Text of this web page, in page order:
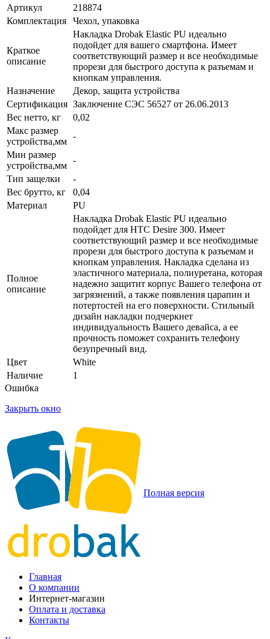
Артикул
218874
Комплектация
Чехол, упаковка
Краткое
описание
Накладка Drobak Elastic PU идеально
подойдет для вашего смартфона. Имеет
соответствующий размер и все необходимые
прорези для быстрого доступа к разъемам и
кнопкам управления.
Назначение
Декор, защита устройства
Сертификация Заключение СЭС 56527 от 26.06.2013
Вес нетто, кг
0,02
Макс размер
устройства,мм
-
Мин размер
устройства,мм
-
Тип защелки
-
Вес брутто, кг
0,04
Материал
PU
Полное
описание
Накладка Drobak Elastic PU идеально
подойдет для HTC Desire 300. Имеет
соответствующий размер и все необходимые
прорези для быстрого доступа к разъемам и
кнопкам управления. Накладка сделана из
эластичного материала, полиуретана, которая
надежно защитит корпус Вашего телефона от
загрязнений, а также появления царапин и
потертостей на его поверхности. Стильный
дизайн накладки подчеркнет
индивидуальность Вашего девайса, а ее
прочность поможет сохранить телефону
безупречный вид.
Цвет
White
Наличие
1
Ошибка
Закрыть окно
Полная версия
Главная
О компании
Интернет-магазин
Оплата и доставка
Контакты